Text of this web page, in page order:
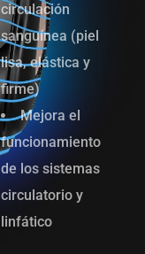
circulación
sanguínea (piel
lisa, elástica y
firme)
Mejora el
funcionamiento
de los sistemas
circulatorio y
linfático